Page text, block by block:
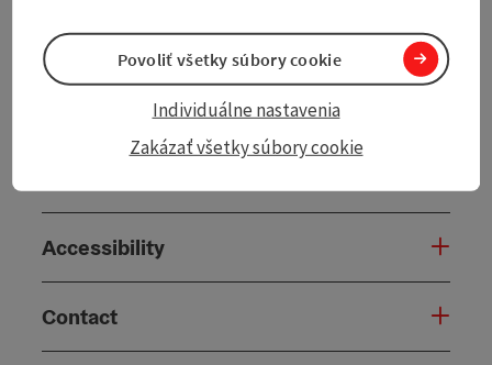
Tour and route information
Accessibility
Contact
Zakázať všetky súbory cookie
Individuálne nastavenia
Povoliť všetky súbory cookie